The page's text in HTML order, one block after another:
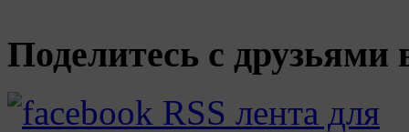
Поделитесь с друзьями